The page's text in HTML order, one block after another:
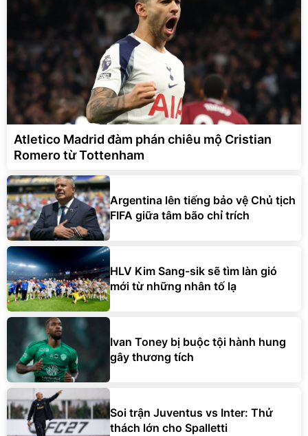
Atletico Madrid đàm phán chiêu mộ Cristian
Romero từ Tottenham
Argentina lên tiếng bảo vệ Chủ tịch
FIFA giữa tâm bão chỉ trích
HLV Kim Sang-sik sẽ tìm làn gió
mới từ những nhân tố lạ
Ivan Toney bị buộc tội hành hung
gây thương tích
Soi trận Juventus vs Inter: Thử
thách lớn cho Spalletti